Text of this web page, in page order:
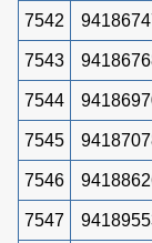
7542
7543
7544
7545
7546
7547